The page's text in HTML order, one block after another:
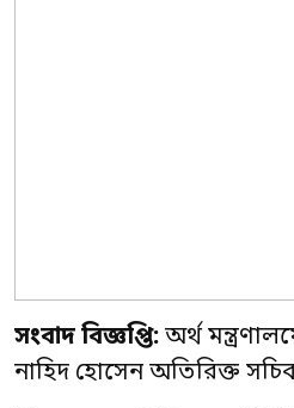
সংবাদ বিজ্ঞপ্তি:অর্থ
নাহিদ হোসেন অতিরিক্ত